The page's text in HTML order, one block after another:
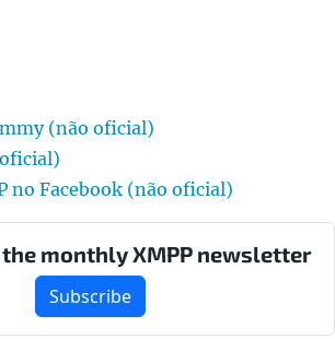
(não oficial)
no Facebook (não oficial)
monthly XMPP newsletter
Subscribe